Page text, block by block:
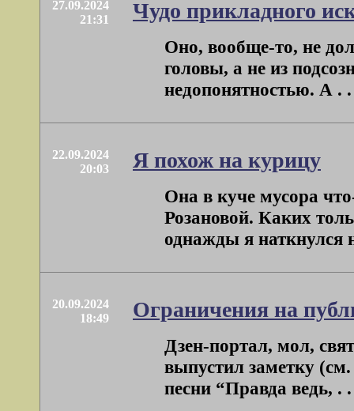
27.09.2024
21:31
Чудо прикладного
Оно, вообще-то, не
головы, а не из
недопонятностью. А .
22.09.2024
20:03
Я похож на курицу
Она в куче мусора
Розановой. Каких
однажды я наткнулся
20.09.2024
18:49
Ограничения на
Дзен-портал, мол,
выпустил заметку
песни “Правда ведь, .